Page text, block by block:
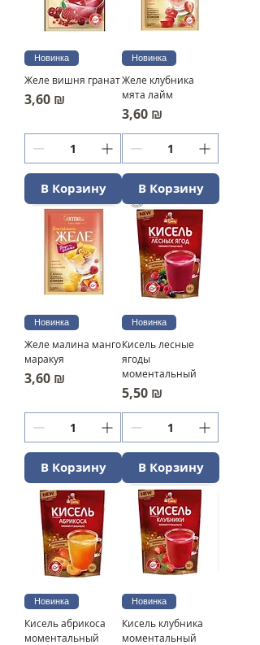
Новинка
Желе вишня гранат
Цена
3,60 ₪
В Корзину
Новинка
Желе клубника
мята лайм
Цена
3,60 ₪
В Корзину
Новинка
Желе малина манго
маракуя
Цена
3,60 ₪
В Корзину
Новинка
Кисель лесные
ягоды
моментальный
Цена
5,50 ₪
В Корзину
Новинка
Кисель абрикоса
моментальный
Новинка
Кисель клубника
моментальный